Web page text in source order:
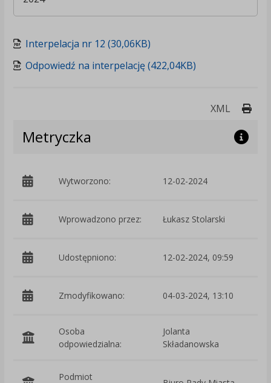
Interpelacja nr 12 (30,06KB)
Odpowiedź na interpelację (422,04KB)
XML
Metryczka
Wytworzono: 12-02-2024
Wprowadzono przez: Łukasz Stolarski
Udostępniono: 12-02-2024, 09:59
Zmodyfikowano: 04-03-2024, 13:10
Osoba
odpowiedzialna:
Jolanta
Składanowska
Podmiot